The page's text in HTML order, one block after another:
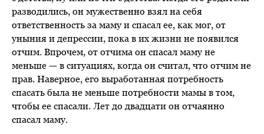
разводились, он мужественно взял на себя
ответственность за маму и спасал ее, как мог, от
уныния и депрессии, пока в их жизни не появился
отчим. Впрочем, от отчима он спасал маму не
меньше — в ситуациях, когда он считал, что отчим не
прав. Наверное, его выработанная потребность
спасать была не меньше потребности мамы в том,
чтобы ее спасали. Лет до двадцати он отчаянно
спасал маму.